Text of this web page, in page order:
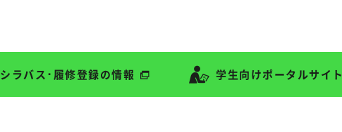
シラバス･履修登録の情報 学生向けポータルサイト